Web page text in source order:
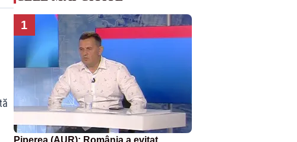
1
Piperea (AUR): România a evitat